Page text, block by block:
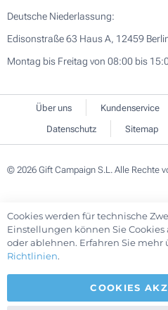
Deutsche Niederlassung:
Edisonstraße 63 Haus A, 12459
Montag bis Freitag von 08:00 bis
Über uns Kundenservice
Datenschutz
Sitemap
© 2026 Gift Campaign S.L. Alle Rechte
Cookies werden für technische
Einstellungen können Sie
oder ablehnen. Erfahren Sie mehr
Richtlinien.
COOKIES